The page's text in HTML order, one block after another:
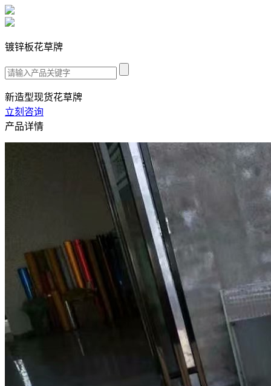
镀锌板花草牌
新造型现货花草牌
立刻咨询
产品详情